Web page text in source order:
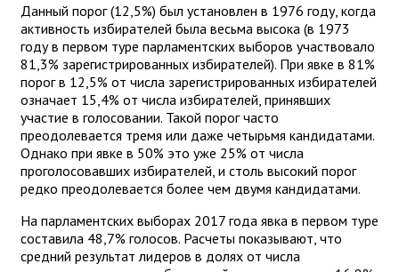
Данный порог (12,5%) был установлен в 1976 году, когда
активность избирателей была весьма высока (в 1973
году в первом туре парламентских выборов участвовало
81,3% зарегистрированных избирателей). При явке в 81%
порог в 12,5% от числа зарегистрированных избирателей
означает 15,4% от числа избирателей, принявших
участие в голосовании. Такой порог часто
преодолевается тремя или даже четырьмя кандидатами.
Однако при явке в 50% это уже 25% от числа
проголосовавших избирателей, и столь высокий порог
редко преодолевается более чем двумя кандидатами.
На парламентских выборах 2017 года явка в первом туре
составила 48,7% голосов. Расчеты показывают, что
средний результат лидеров в долях от числа